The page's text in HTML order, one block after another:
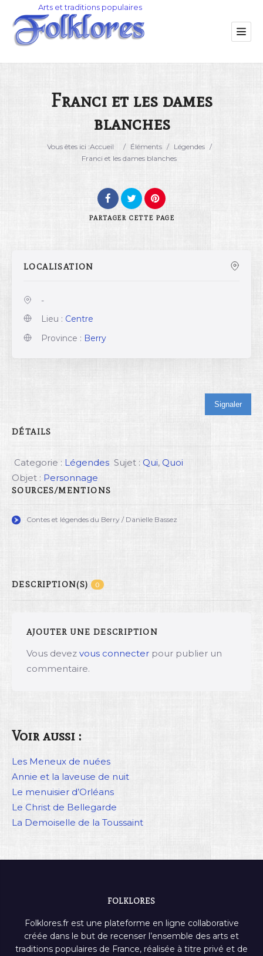
Franci et les dames
blanches
Vous êtes ici :Accueil / Éléments / Légendes /
Franci et les dames blanches
PARTAGER CETTE PAGE
LOCALISATION
-
Lieu : Centre
Province : Berry
Signaler
DÉTAILS
Categorie : Légendes Sujet : Qui, Quoi
Objet : Personnage
SOURCES/MENTIONS
Contes et légendes du Berry / Danielle Bassez
DESCRIPTION(S) 0
AJOUTER UNE DESCRIPTION
Vous devez vous connecter pour publier un
commentaire.
Voir aussi :
Les Meneux de nuées
Annie et la laveuse de nuit
Le menuisier d’Orléans
Le Christ de Bellegarde
La Demoiselle de la Toussaint
FOLKLORES
Folklores.fr est une plateforme en ligne collaborative
créée dans le but de recenser l’ensemble des arts et
traditions populaires de France, réalisée à titre privé et de